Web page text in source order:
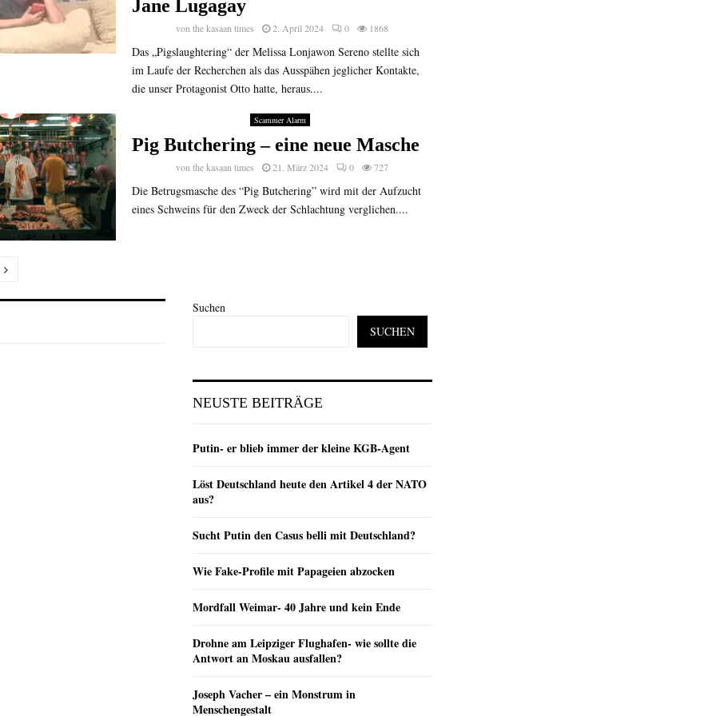
Jane Lugagay
vonthe kasaan times 2. April 2024 0 1868
Das „Pigslaughtering“ der Melissa Lonjawon Sereno stellte sich
im Laufe der Recherchen als das Ausspähen jeglicher Kontakte,
die unser Protagonist Otto hatte, heraus....
Scammer Alarm
Pig Butchering – eine neue Masche
vonthe kasaan times 21. März 2024 0 727
Die Betrugsmasche des “Pig Butchering” wird mit der Aufzucht
eines Schweins für den Zweck der Schlachtung verglichen....
Suchen
SUCHEN
NEUSTE BEITRÄGE
Putin- er blieb immer der kleine KGB-Agent
Löst Deutschland heute den Artikel 4 der NATO
aus?
Sucht Putin den Casus belli mit Deutschland?
Wie Fake-Profile mit Papageien abzocken
Mordfall Weimar- 40 Jahre und kein Ende
Drohne am Leipziger Flughafen- wie sollte die
Antwort an Moskau ausfallen?
Joseph Vacher – ein Monstrum in
Menschengestalt